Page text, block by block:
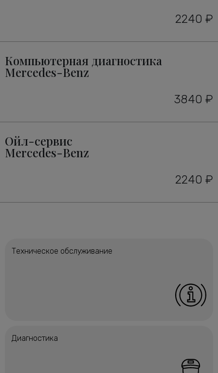
2240 ₽
Компьютерная диагностика
Mercedes-Benz
3840 ₽
Ойл-сервис
Mercedes-Benz
2240 ₽
Техническое обслуживание
Диагностика